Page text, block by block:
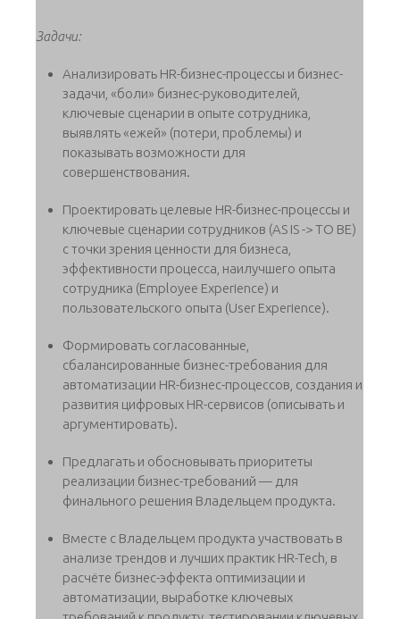
Задачи:
Анализировать HR-бизнес-процессы и бизнес-
задачи, «боли» бизнес-руководителей,
ключевые сценарии в опыте сотрудника,
выявлять «ежей» (потери, проблемы) и
показывать возможности для
совершенствования.
Проектировать целевые HR-бизнес-процессы и
ключевые сценарии сотрудников (AS IS -> TO BE)
с точки зрения ценности для бизнеса,
эффективности процесса, наилучшего опыта
сотрудника (Employee Experience) и
пользовательского опыта (User Experience).
Формировать согласованные,
сбалансированные бизнес-требования для
автоматизации HR-бизнес-процессов, создания и
развития цифровых HR-сервисов (описывать и
аргументировать).
Предлагать и обосновывать приоритеты
реализации бизнес-требований — для
финального решения Владельцем продукта.
Вместе с Владельцем продукта участвовать в
анализе трендов и лучших практик HR-Tech, в
расчёте бизнес-эффекта оптимизации и
автоматизации, выработке ключевых